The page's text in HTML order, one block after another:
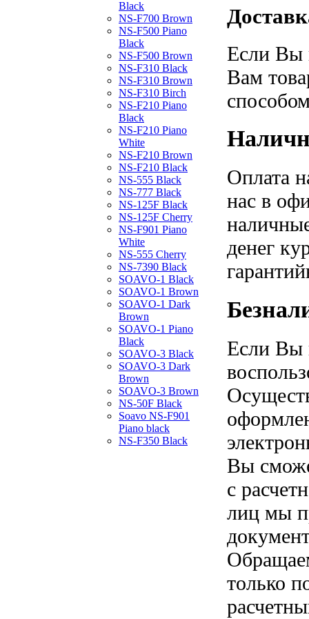
Black
NS-F700 Brown
NS-F500 Piano
Black
NS-F500 Brown
NS-F310 Black
NS-F310 Brown
NS-F310 Birch
NS-F210 Piano
Black
NS-F210 Piano
White
NS-F210 Brown
NS-F210 Black
NS-555 Black
NS-777 Black
NS-125F Black
NS-125F Cherry
NS-F901 Piano
White
NS-555 Cherry
NS-7390 Black
SOAVO-1 Black
SOAVO-1 Brown
SOAVO-1 Dark
Brown
SOAVO-1 Piano
Black
SOAVO-3 Black
SOAVO-3 Dark
Brown
SOAVO-3 Brown
NS-50F Black
Soavo NS-F901
Piano black
NS-F350 Black
Если Вы
Вам
Оплата
нас в
денег
Если Вы
Вы
с
лиц мы
только